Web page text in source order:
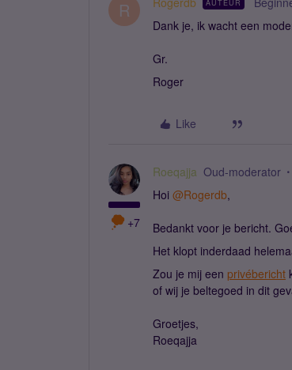
R AUTEUR
Dank je, ik wacht een
Gr.
Roger
Like
+7
Roeqajja Oud-moderator
Hoi @Rogerdb,
Bedankt voor je bericht.
Het klopt inderdaad
Zou je mij een privébericht
of wij je beltegoed in dit
Groetjes,
Roeqajja